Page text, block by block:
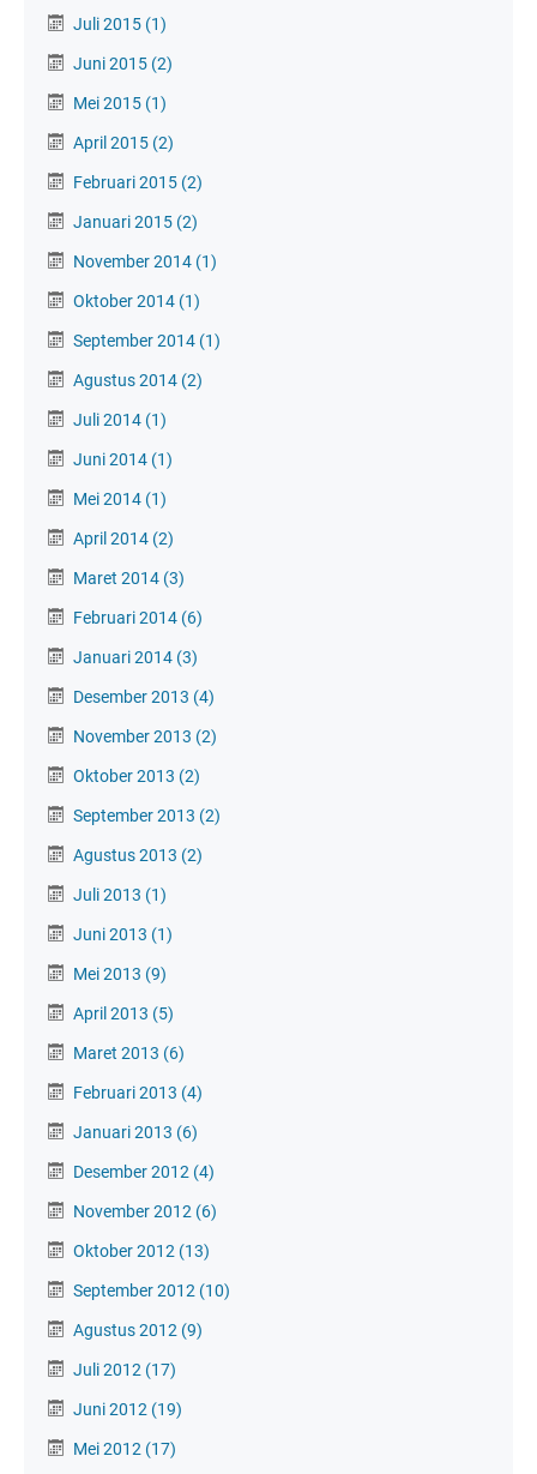
Juli 2015 (1)
Juni 2015 (2)
Mei 2015 (1)
April 2015 (2)
Februari 2015 (2)
Januari 2015 (2)
November 2014 (1)
Oktober 2014 (1)
September 2014 (1)
Agustus 2014 (2)
Juli 2014 (1)
Juni 2014 (1)
Mei 2014 (1)
April 2014 (2)
Maret 2014 (3)
Februari 2014 (6)
Januari 2014 (3)
Desember 2013 (4)
November 2013 (2)
Oktober 2013 (2)
September 2013 (2)
Agustus 2013 (2)
Juli 2013 (1)
Juni 2013 (1)
Mei 2013 (9)
April 2013 (5)
Maret 2013 (6)
Februari 2013 (4)
Januari 2013 (6)
Desember 2012 (4)
November 2012 (6)
Oktober 2012 (13)
September 2012 (10)
Agustus 2012 (9)
Juli 2012 (17)
Juni 2012 (19)
Mei 2012 (17)